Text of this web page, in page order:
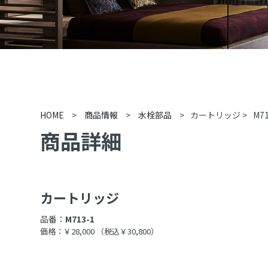
HOME > 商品情報 > 水栓部品 > カートリッジ >
商品詳細
カートリッジ
品番： M713-1
価格：￥28,000 （税込￥30,800）